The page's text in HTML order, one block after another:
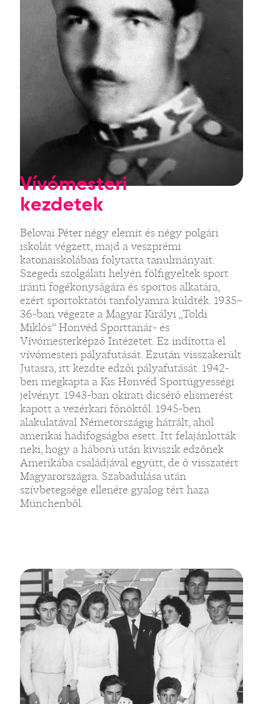
Vívómesteri
kezdetek
Belovai Péter négy elemit és négy polgári
iskolát végzett, majd a veszprémi
katonaiskolában folytatta tanulmányait.
Szegedi szolgálati helyén fölfigyeltek sport
iránti fogékonyságára és sportos alkatára,
ezért sportoktatói tanfolyamra küldték. 1935–
36-ban végezte a Magyar Királyi „Toldi
Miklós” Honvéd Sporttanár- és
Vívómesterképző Intézetet. Ez indította el
vívómesteri pályafutását. Ezután visszakerült
Jutasra, itt kezdte edzői pályafutását. 1942-
ben megkapta a Kis Honvéd Sportügyességi
jelvényt. 1943-ban okirati dicsérő elismerést
kapott a vezérkari főnöktől. 1945-ben
alakulatával Németországig hátrált, ahol
amerikai hadifogságba esett. Itt felajánlották
neki, hogy a háború után kiviszik edzőnek
Amerikába családjával együtt, de ő visszatért
Magyarországra. Szabadulása után
szívbetegsége ellenére gyalog tért haza
Münchenből.